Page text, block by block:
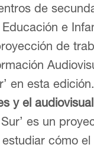
de
e
de
en esta edición.
y el audiovisual
Sur’ es un
cómo